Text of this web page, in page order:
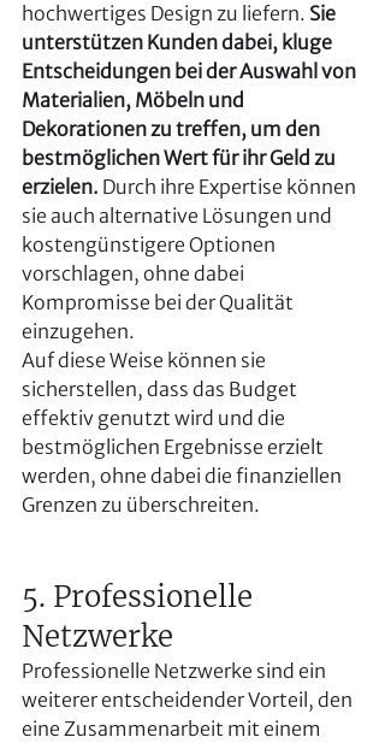
hochwertiges Design zu liefern. Sie
unterstützen Kunden dabei, kluge
Entscheidungen bei der Auswahl von
Materialien, Möbeln und
Dekorationen zu treffen, um den
bestmöglichen Wert für ihr Geld zu
erzielen. Durch ihre Expertise können
sie auch alternative Lösungen und
kostengünstigere Optionen
vorschlagen, ohne dabei
Kompromisse bei der Qualität
einzugehen.
Auf diese Weise können sie
sicherstellen, dass das Budget
effektiv genutzt wird und die
bestmöglichen Ergebnisse erzielt
werden, ohne dabei die finanziellen
Grenzen zu überschreiten.
5. Professionelle
Netzwerke
Professionelle Netzwerke sind ein
weiterer entscheidender Vorteil, den
eine Zusammenarbeit mit einem